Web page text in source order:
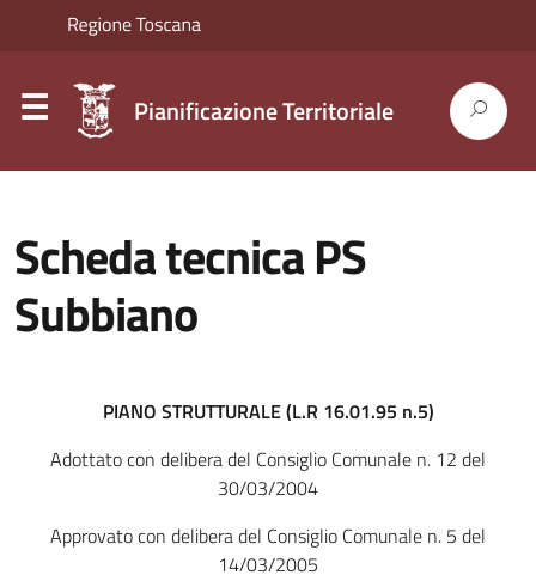
Pianificazione Territoriale
Scheda tecnica PS
Subbiano
PIANO STRUTTURALE (L.R 16.01.95 n.5)
Adottato con delibera del Consiglio Comunale n. 12 del
30/03/2004
Approvato con delibera del Consiglio Comunale n. 5 del
14/03/2005